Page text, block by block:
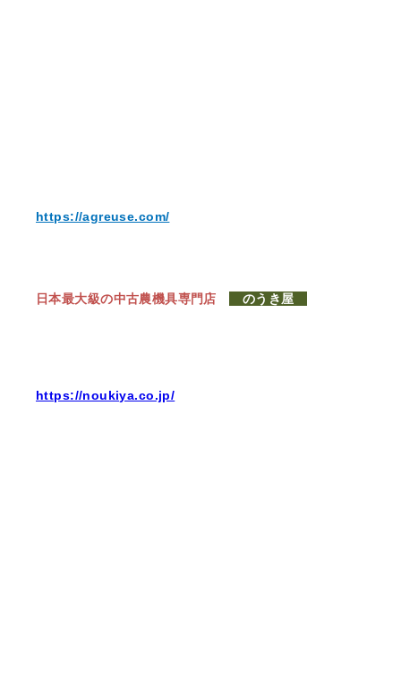
https://agreuse.com/
日本最大級の中古農機具専門店 のうき屋
https://noukiya.co.jp/